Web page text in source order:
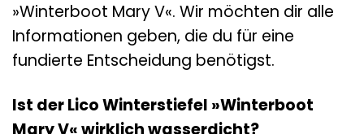
»Winterboot Mary V«. Wir möchten dir alle
Informationen geben, die du für eine
fundierte Entscheidung benötigst.
Ist der Lico Winterstiefel »Winterboot